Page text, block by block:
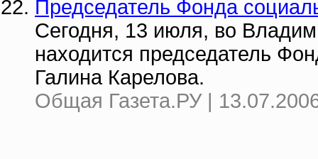
Председатель Фонда
Сегодня, 13 июля, во
находится председатель
Галина Карелова.
Общая Газета.РУ |